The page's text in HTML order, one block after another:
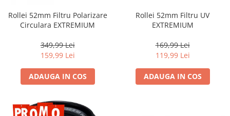
Compatibil Sony
Adaptoare stativ port umbrela si
Comander TTL
Cabluri si Patine Sincron
Rollei 52mm Filtru Polarizare
Circulara EXTREMIUM
349,99 Lei
159,99 Lei
ADAUGA IN COS
Rollei 52mm Filtru UV
EXTREMIUM
169,99 Lei
119,99 Lei
ADAUGA IN COS